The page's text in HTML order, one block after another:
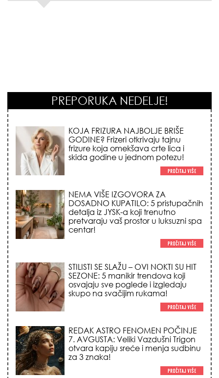
PREPORUKA NEDELJE!
KOJA FRIZURA NAJBOLJE BRIŠE
GODINE? Frizeri otkrivaju tajnu
frizure koja omekšava crte lica i
skida godine u jednom potezu!
NEMA VIŠE IZGOVORA ZA
DOSADNO KUPATILO: 5 pristupačnih
detalja iz JYSK-a koji trenutno
pretvaraju vaš prostor u luksuzni spa
centar!
STILISTI SE SLAŽU – OVI NOKTI SU HIT
SEZONE: 5 manikir trendova koji
osvajaju sve poglede i izgledaju
skupo na svačijim rukama!
REDAK ASTRO FENOMEN POČINJE
7. AVGUSTA: Veliki Vazdušni Trigon
otvara kapiju sreće i menja sudbinu
za 3 znaka!